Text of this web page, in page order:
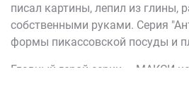
писал картины, лепил из глины,
собственными руками. Серия
формы пикассовской посуды и
Главный герой серии — МАКСИ-